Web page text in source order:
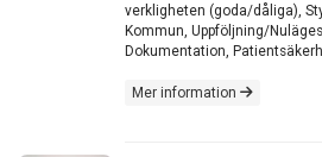
verkligheten (goda/dåliga),
Kommun, Uppföljning/
Dokumentation,
Mer information